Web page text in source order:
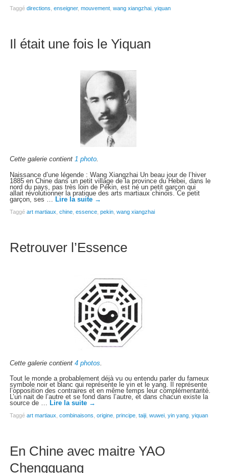
Taggé directions enseigner, mouvement, wang xiangzhai, yiquan
Il était une fois le Yiquan
Cette galerie contient 1 photo.
Naissance d’une légende : Wang Xiangzhai Un beau jour de l’hiver
1885 en Chine dans un petit village de la province du Hebei, dans le
nord du pays, pas très loin de Pékin, est né un petit garçon qui
allait révolutionner la pratique des arts martiaux chinois. Ce petit
garçon, ses … Lire la suite →
Taggé art martiaux chine, essence, pekin, wang xiangzhai
Retrouver l’Essence
Cette galerie contient 4 photos
Tout le monde a probablement déjà vu ou entendu parler du fameux
symbole noir et blanc qui représente le yin et le yang. Il représente
l’opposition des contraires et en même temps leur complémentarité.
L’un nait de l’autre et se fond dans l’autre, et dans chacun existe la
source de … Lire la suite →
Taggé art martiaux combinaisons origine, principe, taiji, wuwei, yin yang, yiquan
En Chine avec maitre YAO
Chengguang